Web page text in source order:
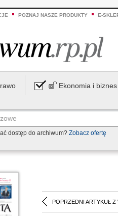
POZNAJ NASZE PRODUKTY E-
Ekonomia i biznes
dostęp do archiwum? Zobacz ofertę
POPRZEDNI ARTYKUŁ Z